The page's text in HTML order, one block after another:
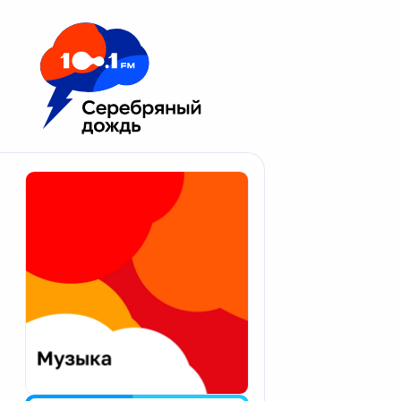
Москва 100.1 FM
Апатиты
Екатеринбург
Калининград
Калуга